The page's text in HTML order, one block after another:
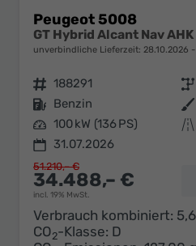
Peugeot 5008
GT Hybrid Alcant Nav AHK
unverbindliche Lieferzeit: 28.10.2026
Fahrzeugnr. 188291 Getriebe
Kraftstoff Benzin Außenfarbe
Leistung 100 kW (136 PS) Kilometerstand
31.07.2026
34.488,– €
incl. 19% MwSt.
51.210,– €
Verbrauch kombiniert:
CO2-Klasse: D